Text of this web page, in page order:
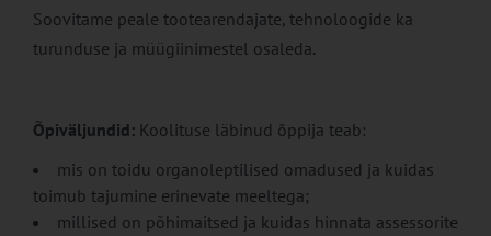
Soovitame peale tootearendajate, tehnoloogide ka
turunduse ja müügiinimestel osaleda.
Õpiväljundid: Koolituse läbinud õppija teab:
mis on toidu organoleptilised omadused ja kuidas
toimub tajumine erinevate meeltega;
millised on põhimaitsed ja kuidas hinnata assessorite